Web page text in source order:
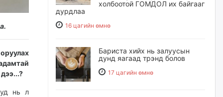
нь л
холбоотой ГОМДОЛ их байгааг
дурдлаа
16 цагийн өмнө
Бариста хийх нь залуусын
дунд яагаад трэнд болов
17 цагийн өмнө